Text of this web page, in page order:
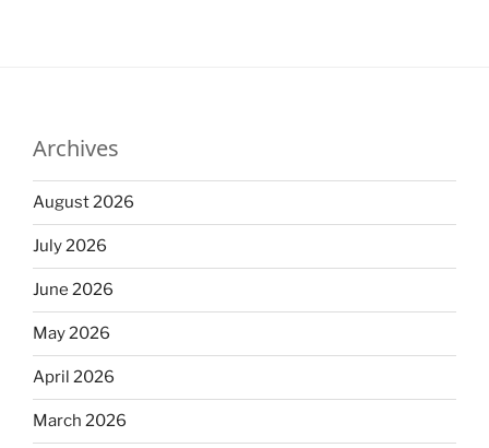
Archives
August 2026
July 2026
June 2026
May 2026
April 2026
March 2026